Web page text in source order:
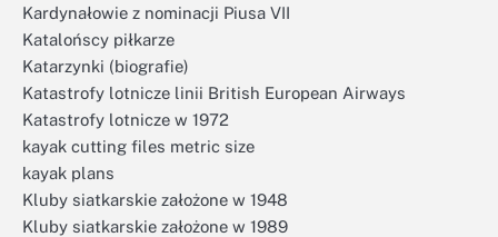
Kardynałowie z nominacji Piusa VII
Katalońscy piłkarze
Katarzynki (biografie)
Katastrofy lotnicze linii British European Airways
Katastrofy lotnicze w 1972
kayak cutting files metric size
kayak plans
Kluby siatkarskie założone w 1948
Kluby siatkarskie założone w 1989